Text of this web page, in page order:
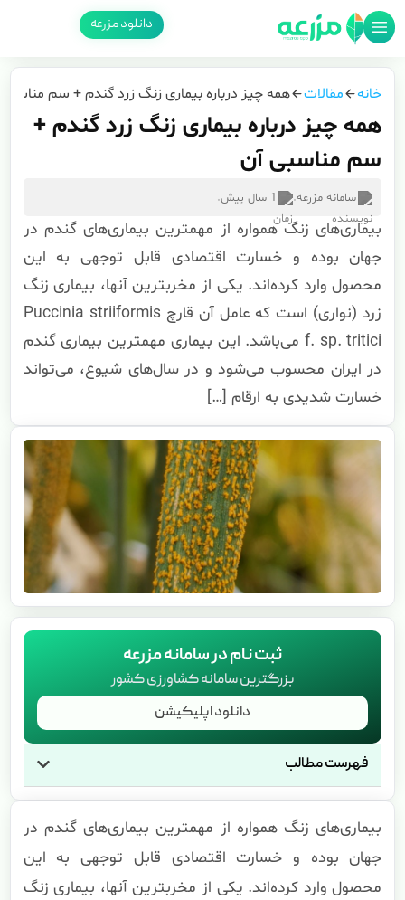
دانلود مزرعه
خانه مقالات همه چیز درباره بیماری زنگ زرد گندم + سم
همه چیز درباره بیماری زنگ زرد گندم +
سم مناسبی آن
سامانه مزرعه. 1 سال پیش .
بیماری‌های زنگ همواره از مهمترین بیماری‌های گندم در
جهان بوده و خسارت اقتصادی قابل توجهی به این
محصول وارد کرده‌اند. یکی از مخربترین آنها، بیماری زنگ
زرد (نواری) است که عامل آن قارچ Puccinia striiformis
f. sp. tritici می‌باشد. این بیماری مهمترین بیماری گندم
در ایران محسوب می‌شود و در سال‌های شیوع، می‌تواند
خسارت شدیدی به ارقام […]
ثبت نام در سامانه مزرعه
بزرگترین سامانه کشاورزی کشور
دانلود اپلیکیشن
فهرست مطالب
بیماری‌های زنگ همواره از مهمترین بیماری‌های گندم در
جهان بوده و خسارت اقتصادی قابل توجهی به این
محصول وارد کرده‌اند. یکی از مخربترین آنها، بیماری زنگ